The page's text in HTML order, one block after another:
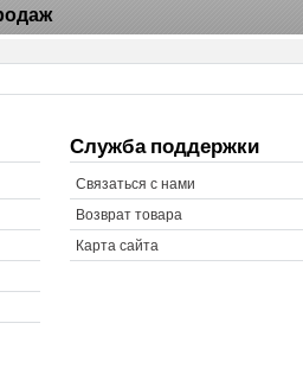
Служба поддержки
Связаться с нами
Возврат товара
Карта сайта